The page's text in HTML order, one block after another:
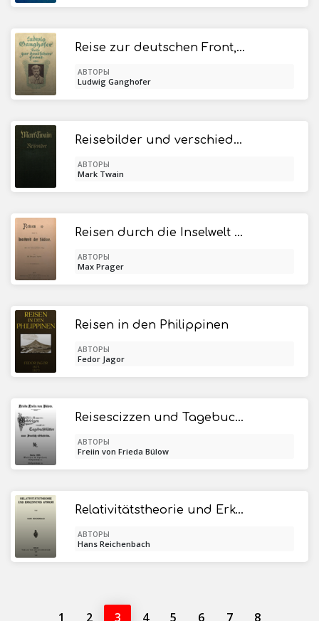
Reise zur deutschen Front, 1915
АВТОРЫ
Ludwig Ganghofer
Reisebilder und verschiedene Skizzen
АВТОРЫ
Mark Twain
Reisen durch die Inselwelt der Südsee
АВТОРЫ
Max Prager
Reisen in den Philippinen
АВТОРЫ
Fedor Jagor
Reisescizzen und Tagebuchblätter aus Deutsch-Ostafrika
АВТОРЫ
Freiin von Frieda Bülow
Relativitätstheorie und Erkenntnis Apriori
АВТОРЫ
Hans Reichenbach
1 2 3 4 5 6 7 8